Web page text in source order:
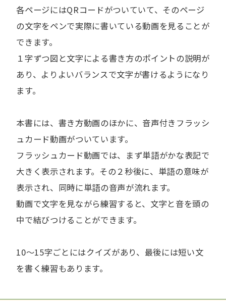
各ページにはQRコードがついていて、そのページ
の文字をペンで実際に書いている動画を見ることが
できます。
１字ずつ図と文字による書き方のポイントの説明が
あり、よりよいバランスで文字が書けるようになり
ます。
本書には、書き方動画のほかに、音声付きフラッシ
ュカード動画がついています。
フラッシュカード動画では、まず単語がかな表記で
大きく表示されます。その２秒後に、単語の意味が
表示され、同時に単語の音声が流れます。
動画で文字を見ながら練習すると、文字と音を頭の
中で結びつけることができます。
10～15字ごとにはクイズがあり、最後には短い文
を書く練習もあります。